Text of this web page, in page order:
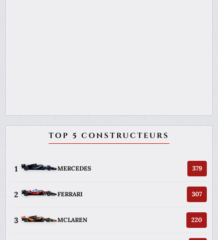
TOP 5 CONSTRUCTEURS
1 MERCEDES 379
2 FERRARI 307
3 MCLAREN 220